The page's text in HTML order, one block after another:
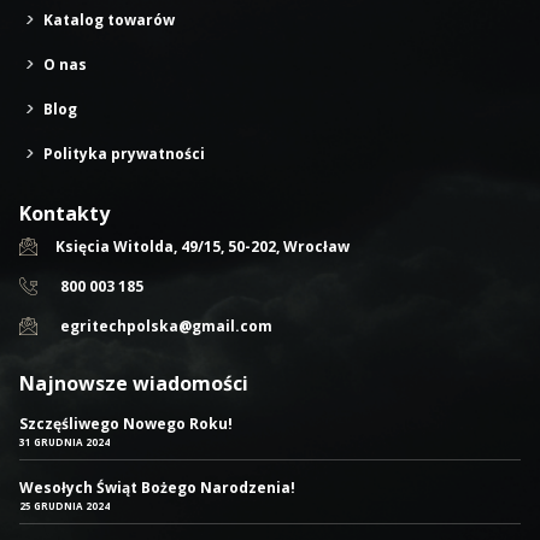
Katalog towarów
O nas
Blog
Polityka prywatności
Kontakty
Księcia Witolda, 49/15, 50-202, Wrocław
800 003 185
egritechpolska@gmail.com
Najnowsze wiadomości
Szczęśliwego Nowego Roku!
31 GRUDNIA 2024
Wesołych Świąt Bożego Narodzenia!
25 GRUDNIA 2024